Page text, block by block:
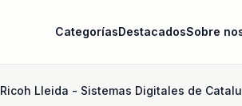
CategoríasDestacadosSobre
Ricoh Lleida - Sistemas Digitales de